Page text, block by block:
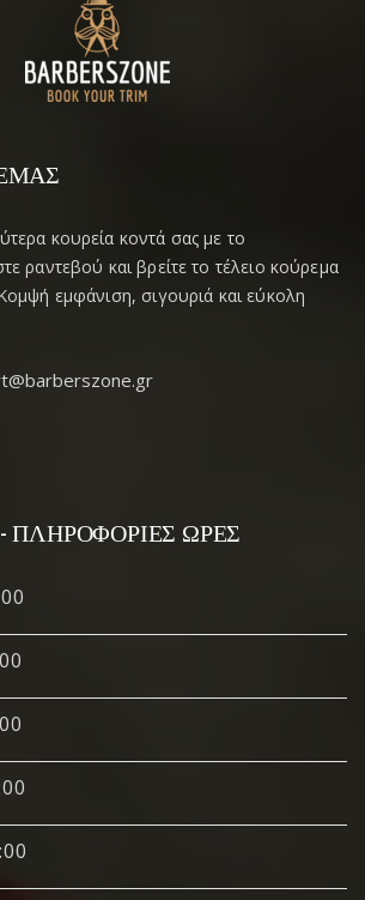
κουρεία κοντά σας με το
ραντεβού και βρείτε το τέλειο κούρεμα
εμφάνιση, σιγουριά και εύκολη
ΠΛΗΡΟΦΟΡΊΕΣ ΏΡΕΣ